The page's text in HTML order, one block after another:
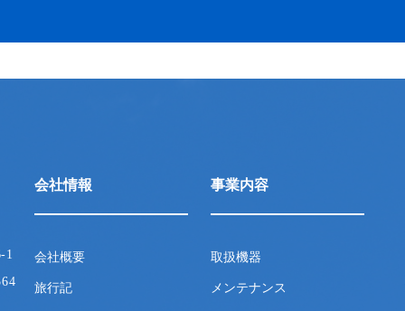
1
会社情報
会社概要
旅行記
事業内容
取扱機器
メンテナンス